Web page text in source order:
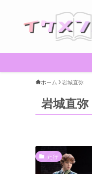
ホーム 岩城直弥
岩城直弥
た行